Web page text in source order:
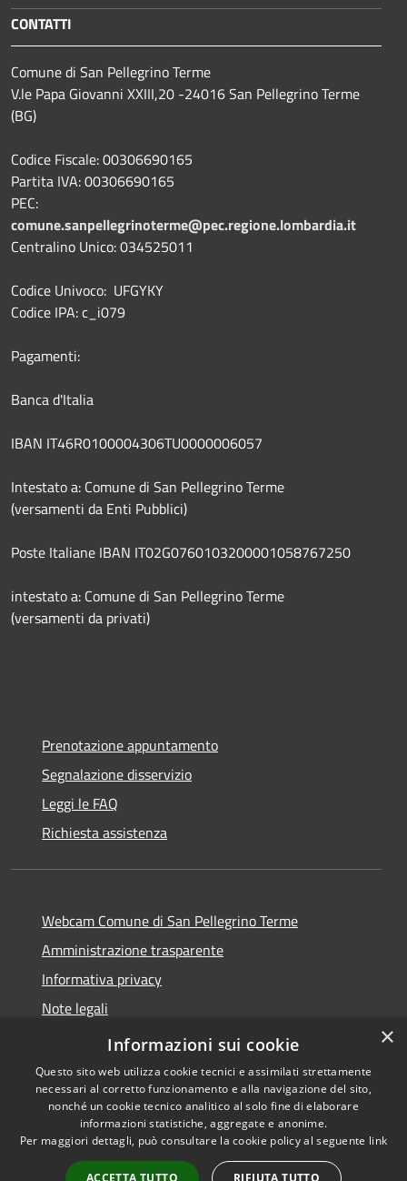
CONTATTI
Comune di San Pellegrino Terme
V.le Papa Giovanni XXIII,20 -24016 San Pellegrino Terme
(BG)
Codice Fiscale: 00306690165
Partita IVA: 00306690165
PEC:
comune.sanpellegrinoterme@pec.regione.lombardia.it
Centralino Unico: 034525011
Codice Univoco: UFGYKY
Codice IPA: c_i079
Pagamenti:
Banca d'Italia
IBAN IT46R0100004306TU0000006057
Intestato a: Comune di San Pellegrino Terme
(versamenti da Enti Pubblici)
Poste Italiane IBAN IT02G0760103200001058767250
intestato a: Comune di San Pellegrino Terme
(versamenti da privati)
Prenotazione appuntamento
Segnalazione disservizio
Leggi le FAQ
Richiesta assistenza
Webcam Comune di San Pellegrino Terme
Amministrazione trasparente
Informativa privacy
Note legali
Dichiarazione di accessibilità
Accessibilità
Copyright © 2026 • Comune di
San Pellegrino Terme •
Powered byMunicipium
×
Informazioni sui cookie
Questo sito web utilizza cookie tecnici e assimilati strettamente
necessari al corretto funzionamento e alla navigazione del sito,
nonché un cookie tecnico analitico al solo fine di elaborare
informazioni statistiche, aggregate e anonime.
Per maggiori dettagli, può consultare la cookie policy al seguente link
ACCETTA TUTTO RIFIUTA TUTTO